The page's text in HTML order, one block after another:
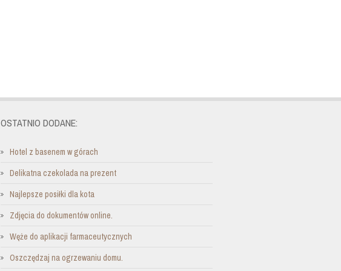
OSTATNIO DODANE:
Hotel z basenem w górach
Delikatna czekolada na prezent
Najlepsze posiłki dla kota
Zdjęcia do dokumentów online.
Węże do aplikacji farmaceutycznych
Oszczędzaj na ogrzewaniu domu.